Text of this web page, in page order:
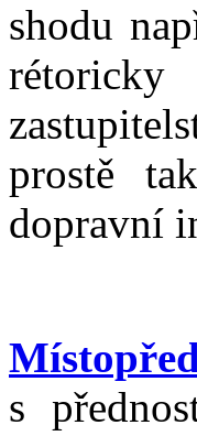
shodu
prostě
dopravní
s